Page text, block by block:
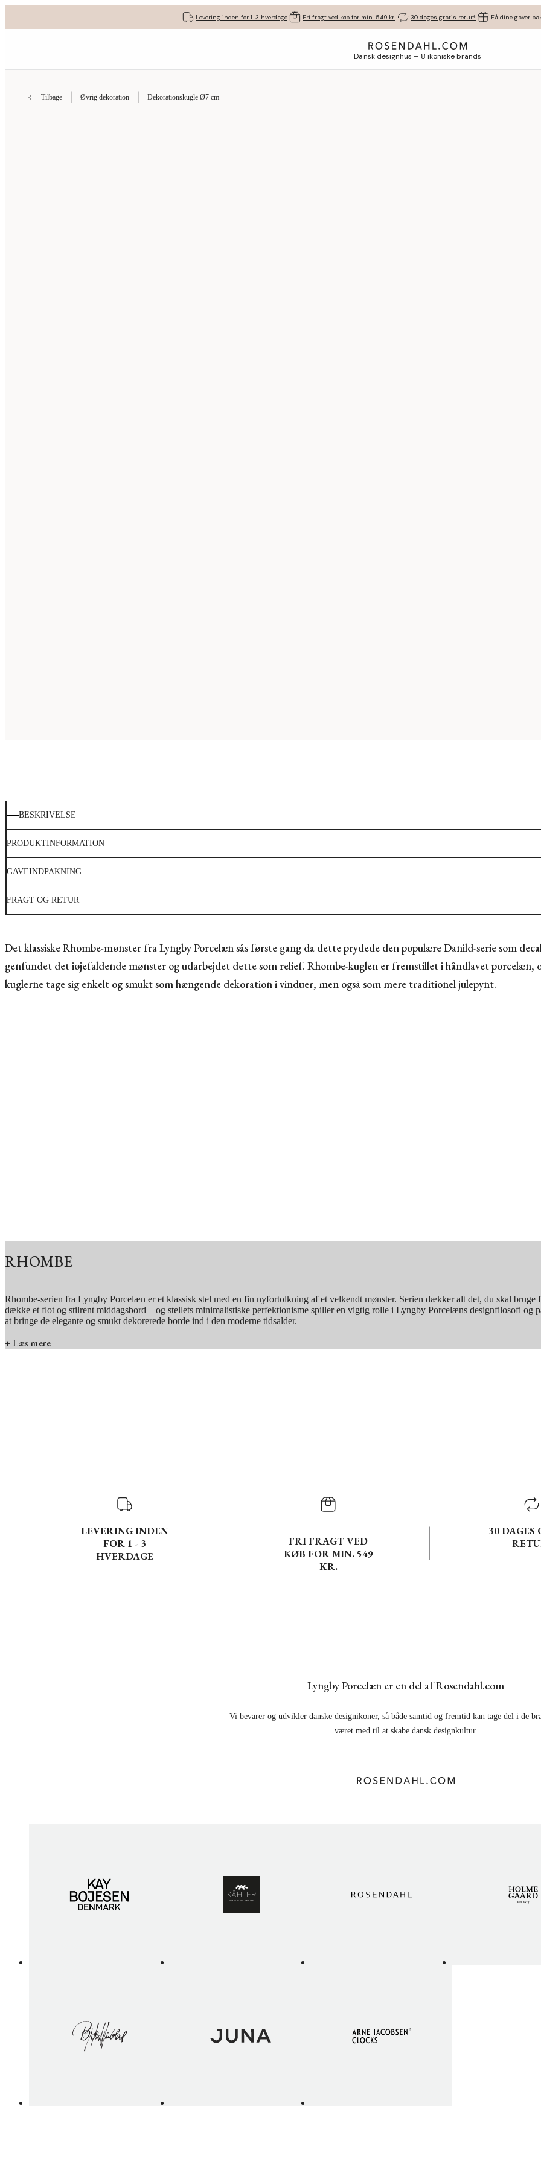
Levering inden for 1-3 hverdage Fri fragt ved køb for min. 549 kr. 30 dages gratis retur* Få dine gaver
Åbn menuen Dansk designhus – 8 ikoniske brands
Tilbage Øvrig dekoration Dekorationskugle Ø7 cm
BESKRIVELSE
PRODUKTINFORMATION
GAVEINDPAKNING
FRAGT OG RETUR
Det klassiske Rhombe-mønster fra Lyngby Porcelæn sås første gang da dette prydede den populære Danild-serie som
genfundet det iøjefaldende mønster og udarbejdet dette som relief. Rhombe-kuglen er fremstillet i håndlavet porcelæn,
kuglerne tage sig enkelt og smukt som hængende dekoration i vinduer, men også som mere traditionel julepynt.
RHOMBE
Rhombe-serien fra Lyngby Porcelæn er et klassisk stel med en fin nyfortolkning af et velkendt mønster. Serien dækker alt det, du skal bruge
dække et flot og stilrent middagsbord – og stellets minimalistiske perfektionisme spiller en vigtig rolle i Lyngby Porcelæns designfilosofi og
at bringe de elegante og smukt dekorerede borde ind i den moderne tidsalder.
+ Læs mere
LEVERING INDEN
FOR 1 - 3
HVERDAGE
FRI FRAGT VED
KØB FOR MIN. 549
KR.
30 DAGES
Lyngby Porcelæn er en del af Rosendahl.com
Vi bevarer og udvikler danske designikoner, så både samtid og fremtid kan tage del i de
været med til at skabe dansk designkultur.